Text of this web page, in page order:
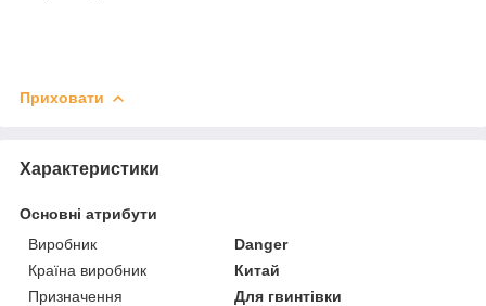
Приховати
Характеристики
Основні атрибути
Виробник
Danger
Країна виробник
Китай
Призначення
Для гвинтівки